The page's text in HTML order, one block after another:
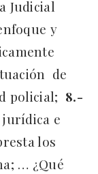
Judicial
y
de
policial; 8.-
e
los
… ¿Qué